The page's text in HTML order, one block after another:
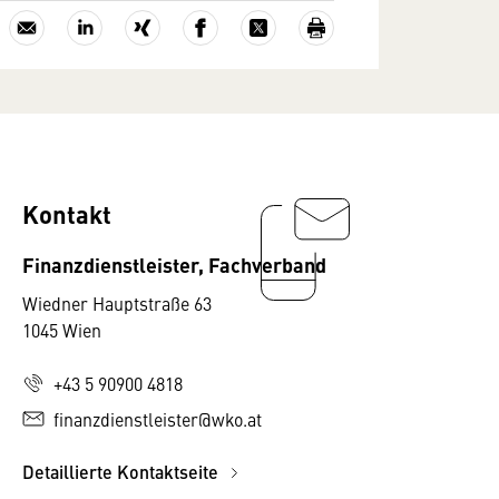
Kontakt
Finanzdienstleister, Fachverband
Wiedner Hauptstraße 63
1045 Wien
+43 5 90900 4818
finanzdienstleister@wko.at
Detaillierte Kontaktseite